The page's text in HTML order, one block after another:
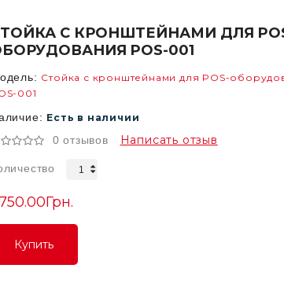
С КРОНШТЕЙНАМИ ДЛЯ
POS-001
Стойка с кронштейнами для POS-
001
Есть в наличии
0 отзывов Написать отзыв
Купить
Купить